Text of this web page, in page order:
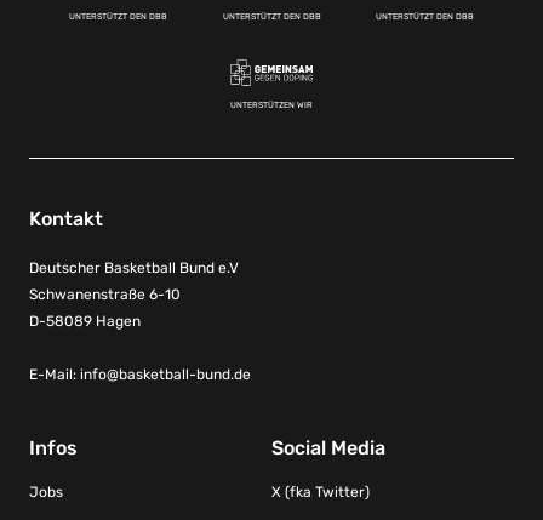
UNTERSTÜTZT DEN DBB UNTERSTÜTZT DEN DBB UNTERSTÜTZT DEN DBB
UNTERSTÜTZEN WIR
Kontakt
Deutscher Basketball Bund e.V
Schwanenstraße 6-10
D-58089 Hagen
E-Mail: info@basketball-bund.de
Infos
Jobs
Social Media
X (fka Twitter)